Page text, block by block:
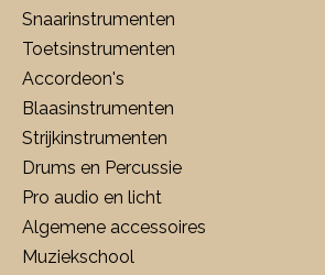
Snaarinstrumenten
Toetsinstrumenten
Accordeon's
Blaasinstrumenten
Strijkinstrumenten
Drums en Percussie
Pro audio en licht
Algemene accessoires
Muziekschool